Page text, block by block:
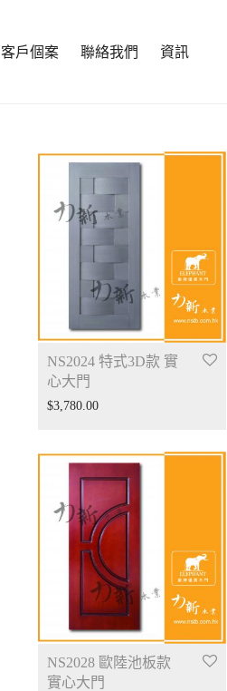
客戶個案 聯絡我們 資訊
NS2024 特式3D款 實
心大門
$3,780.00
NS2028 歐陸池板款
實心大門